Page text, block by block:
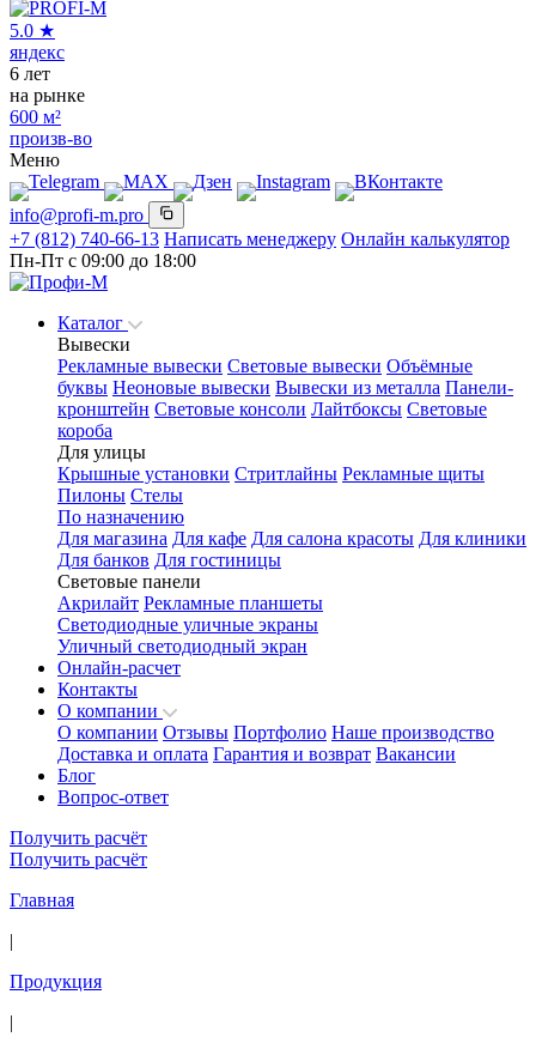
5.0 ★
яндекс
6 лет
на рынке
600 м²
произв-во
Меню
info@profi-m.pro
+7 (812) 740-66-13 Написать менеджеру Онлайн калькулятор
Пн-Пт с 09:00 до 18:00
Каталог
Вывески
Рекламные вывески Световые вывески Объёмные
буквы Неоновые вывески Вывески из металла Панели-
кронштейн Световые консоли Лайтбоксы Световые
короба
Для улицы
Крышные установки Стритлайны Рекламные щиты
Пилоны Стелы
По назначению
Для магазина Для кафе Для салона красоты Для клиники
Для банков Для гостиницы
Световые панели
Акрилайт Рекламные планшеты
Светодиодные уличные экраны
Уличный светодиодный экран
Онлайн-расчет
Контакты
О компании
О компании Отзывы Портфолио Наше производство
Доставка и оплата Гарантия и возврат Вакансии
Блог
Вопрос-ответ
Получить расчёт
Получить расчёт
Главная
|
Продукция
|